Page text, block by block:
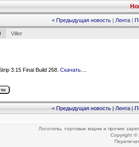
< Предыдущая новость | Лента |
Viller
3.15 Final Build 268. Скачать....
< Предыдущая новость Лента|
Логотипы, торговые марки и прочие
Copyright ©